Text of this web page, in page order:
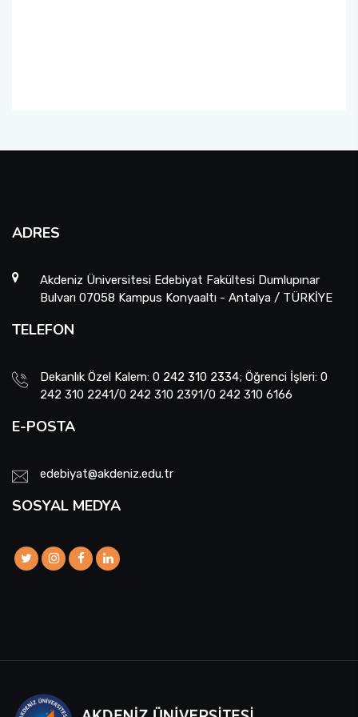
ADRES
Akdeniz Üniversitesi Edebiyat Fakültesi Dumlupınar
Bulvarı 07058 Kampus Konyaaltı - Antalya / TÜRKİYE
TELEFON
Dekanlık Özel Kalem: 0 242 310 2334; Öğrenci İşleri: 0
242 310 2241/0 242 310 2391/0 242 310 6166
E-POSTA
edebiyat@akdeniz.edu.tr
SOSYAL MEDYA
Türk Dili ve Edebiyatı Bölümü